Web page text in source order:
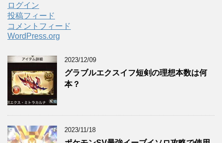
ログイン
投稿フィード
コメントフィード
WordPress.org
2023/12/09
グラブルエクスイフ短剣の理想本数は何
本？
2023/11/18